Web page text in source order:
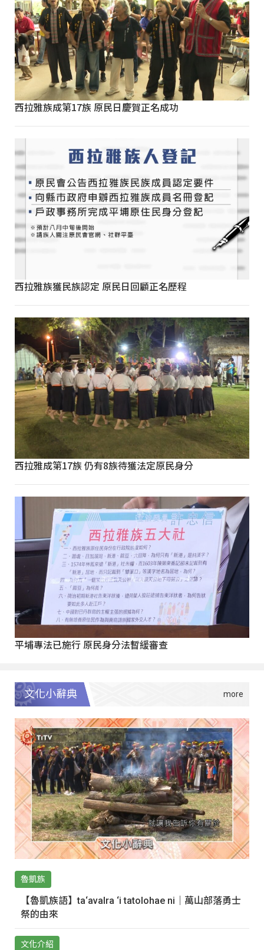
西拉雅族成第17族 原民日慶賀正名成功
西拉雅族獲民族認定 原民日回顧正名歷程
西拉雅成第17族 仍有8族待獲法定原民身分
平埔專法已施行 原民身分法暫緩審查
文化小辭典
魯凱族
【魯凱族語】ta‘avalra ‘i tatolohae ni｜萬山部落勇士
祭的由來
文化介紹